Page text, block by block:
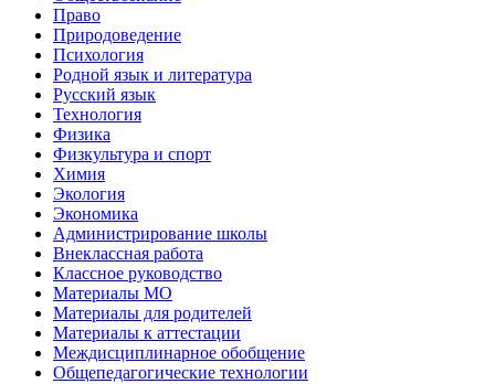
Право
Природоведение
Психология
Родной язык и литература
Русский язык
Технология
Физика
Физкультура и спорт
Химия
Экология
Экономика
Администрирование школы
Внеклассная работа
Классное руководство
Материалы МО
Материалы для родителей
Материалы к аттестации
Междисциплинарное обобщение
Общепедагогические технологии